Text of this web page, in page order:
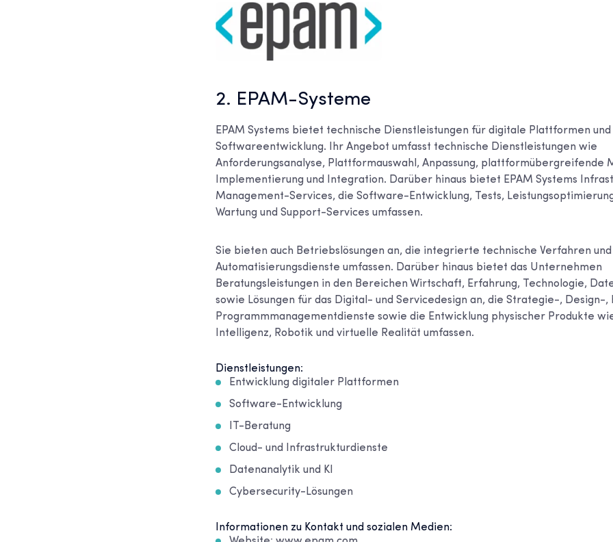
2. EPAM-Systeme
EPAM Systems bietet technische Dienstleistungen für digitale Plattformen und
Softwareentwicklung. Ihr Angebot umfasst technische Dienstleistungen wie
Anforderungsanalyse, Plattformauswahl, Anpassung, plattformübergreifende
Implementierung und Integration. Darüber hinaus bietet EPAM Systems
Management-Services, die Software-Entwicklung, Tests,
Wartung und Support-Services umfassen.
Sie bieten auch Betriebslösungen an, die integrierte technische Verfahren
Automatisierungsdienste umfassen. Darüber hinaus bietet das Unternehmen
Beratungsleistungen in den Bereichen Wirtschaft, Erfahrung, Technologie,
sowie Lösungen für das Digital- und Servicedesign an, die Strategie-, Design-,
Programmmanagementdienste sowie die Entwicklung physischer Produkte
Intelligenz, Robotik und virtuelle Realität umfassen.
Dienstleistungen:
Entwicklung digitaler Plattformen
Software-Entwicklung
IT-Beratung
Cloud- und Infrastrukturdienste
Datenanalytik und KI
Cybersecurity-Lösungen
Informationen zu Kontakt und sozialen Medien: